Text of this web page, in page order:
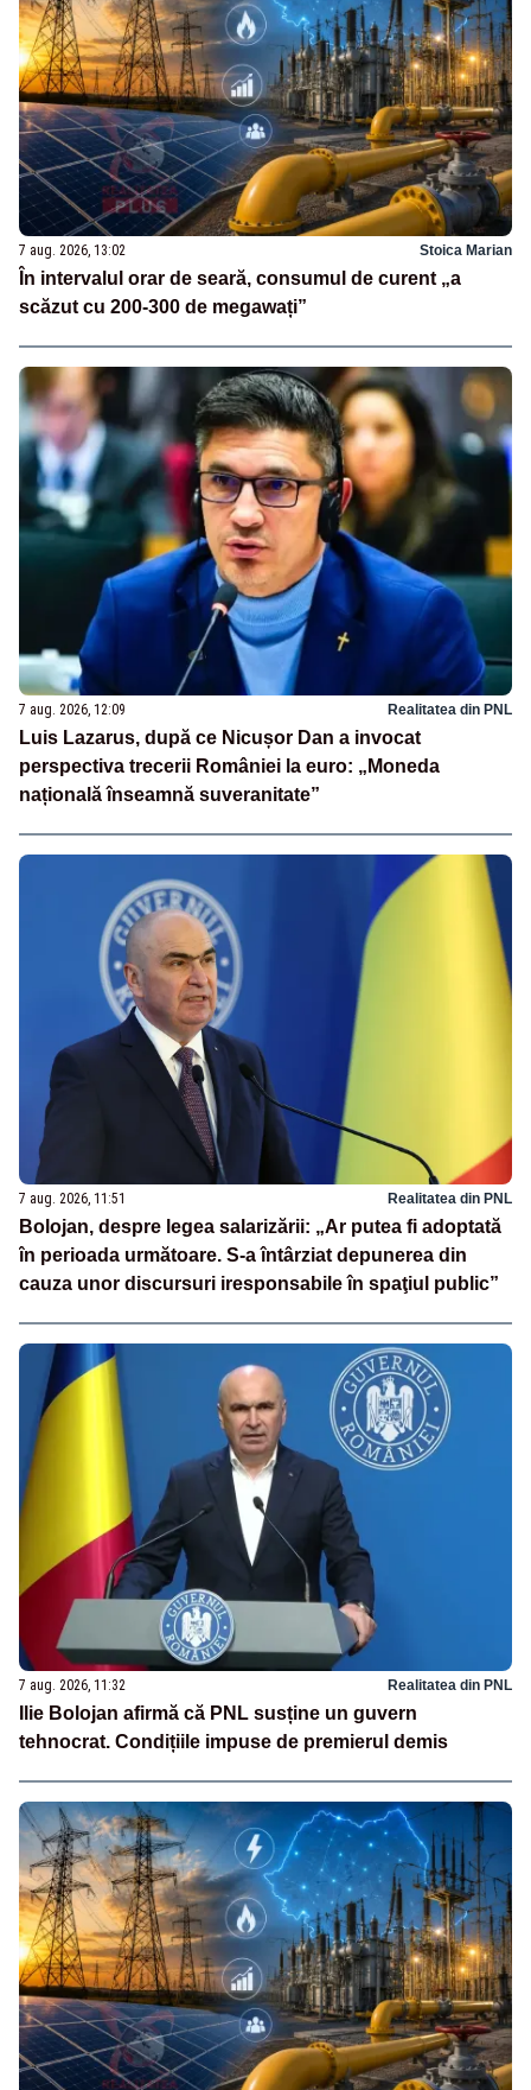
7 aug. 2026, 13:02 Stoica Marian
În intervalul orar de seară, consumul de curent „a
scăzut cu 200-300 de megawați”
7 aug. 2026, 12:09 Realitatea din PNL
Luis Lazarus, după ce Nicușor Dan a invocat
perspectiva trecerii României la euro: „Moneda
națională înseamnă suveranitate”
7 aug. 2026, 11:51 Realitatea din PNL
Bolojan, despre legea salarizării: „Ar putea fi adoptată
în perioada următoare. S-a întârziat depunerea din
cauza unor discursuri iresponsabile în spaţiul public”
7 aug. 2026, 11:32 Realitatea din PNL
Ilie Bolojan afirmă că PNL susține un guvern
tehnocrat. Condițiile impuse de premierul demis